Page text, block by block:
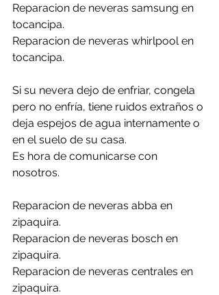
Reparacion de neveras samsung en
tocancipa.
Reparacion de neveras whirlpool en
tocancipa.
Si su nevera dejo de enfriar, congela
pero no enfría, tiene ruidos extraños o
deja espejos de agua internamente o
en el suelo de su casa.
Es hora de comunicarse con
nosotros.
Reparacion de neveras abba en
zipaquira.
Reparacion de neveras bosch en
zipaquira.
Reparacion de neveras centrales en
zipaquira.